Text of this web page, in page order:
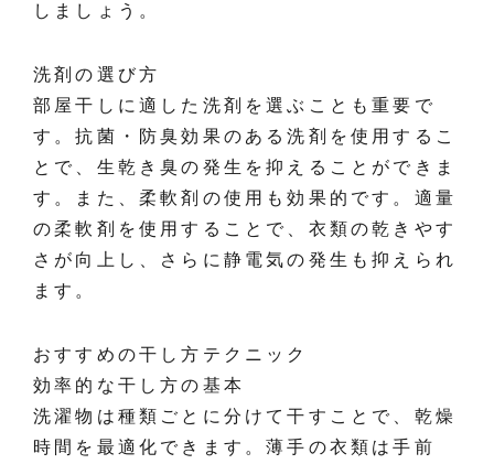
しましょう。
洗剤の選び方
部屋干しに適した洗剤を選ぶことも重要で
す。抗菌・防臭効果のある洗剤を使用するこ
とで、生乾き臭の発生を抑えることができま
す。また、柔軟剤の使用も効果的です。適量
の柔軟剤を使用することで、衣類の乾きやす
さが向上し、さらに静電気の発生も抑えられ
ます。
おすすめの干し方テクニック
効率的な干し方の基本
洗濯物は種類ごとに分けて干すことで、乾燥
時間を最適化できます。薄手の衣類は手前